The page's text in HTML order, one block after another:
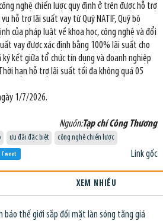
nghệ chiến lược quy định ở trên được hỗ trợ
hỗ trợ lãi suất vay từ Quỹ NATIF, Quỹ bộ
của pháp luật về khoa học, công nghệ và đổi
vay được xác định bằng 100% lãi suất cho
ký kết giữa tổ chức tín dụng và doanh nghiệp
hạn hỗ trợ lãi suất tối đa không quá 05
1/7/2026.
Nguồn:Tạp chí Công Thương
ưu đãi đặc biệt công nghệ chiến lược
Link gốc
Tweet
XEM NHIỀU
báo thế giới sắp đối mặt làn sóng tăng giá